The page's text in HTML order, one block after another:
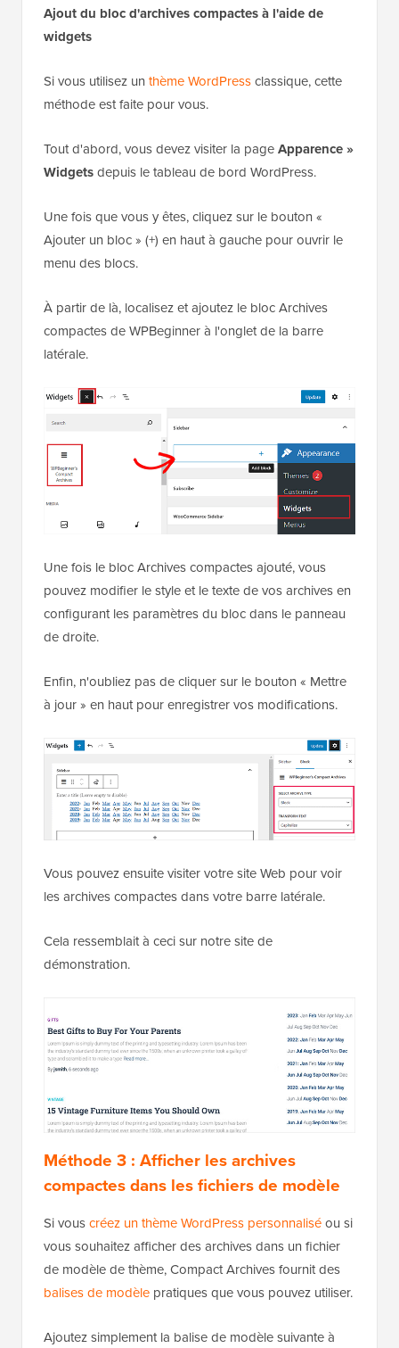
Ajout du bloc d'archives compactes à l'aide de
widgets
Si vous utilisez un thème WordPressclassique, cette
méthode est faite pour vous.
Tout d'abord, vous devez visiter la pageApparence »
Widgetsdepuis le tableau de bord WordPress.
Une fois que vous y êtes, cliquez sur le bouton «
Ajouter un bloc » (+) en haut à gauche pour ouvrir le
menu des blocs.
À partir de là, localisez et ajoutez le bloc Archives
compactes de WPBeginner à l'onglet de la barre
latérale.
Une fois le bloc Archives compactes ajouté, vous
pouvez modifier le style et le texte de vos archives en
configurant les paramètres du bloc dans le panneau
de droite.
Enfin, n'oubliez pas de cliquer sur le bouton « Mettre
à jour » en haut pour enregistrer vos modifications.
Vous pouvez ensuite visiter votre site Web pour voir
les archives compactes dans votre barre latérale.
Cela ressemblait à ceci sur notre site de
démonstration.
Méthode 3 : Afficher les archives
compactes dans les fichiers de modèle
Si vouscréez un thème WordPress personnaliséou si
vous souhaitez afficher des archives dans un fichier
de modèle de thème, Compact Archives fournit des
balises de modèle pratiques que vous pouvez utiliser.
Ajoutez simplement la balise de modèle suivante à